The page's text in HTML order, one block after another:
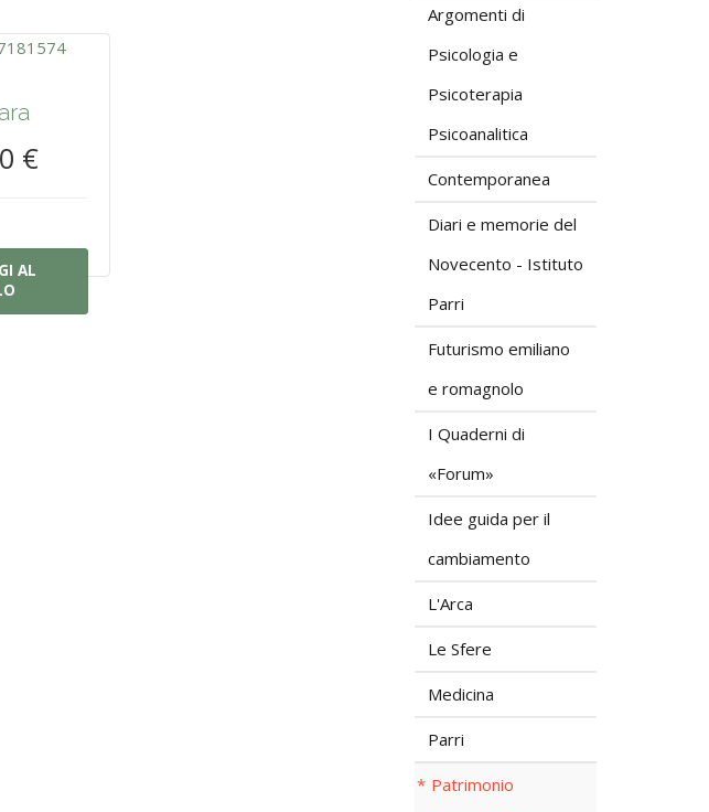
€
AL
Argomenti di
Psicologia e
Psicoterapia
Psicoanalitica
Contemporanea
Diari e memorie del
Novecento - Istituto
Parri
Futurismo emiliano
e romagnolo
I Quaderni di
«Forum»
Idee guida per il
cambiamento
L'Arca
Le Sfere
Medicina
Parri
Patrimonio